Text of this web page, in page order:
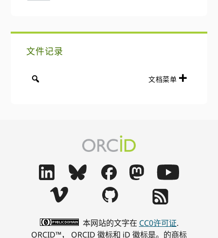
文件记录
文档菜单
本网站的文字在 CC0许可证.
ORCID™， ORCID 徽标和 iD 徽标是。的商标